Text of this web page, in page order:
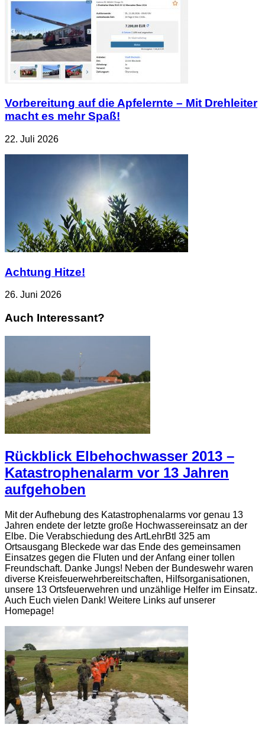
Vorbereitung auf die Apfelernte – Mit Drehleiter
macht es mehr Spaß!
22. Juli 2026
Achtung Hitze!
26. Juni 2026
Auch Interessant?
Rückblick Elbehochwasser 2013 –
Katastrophenalarm vor 13 Jahren
aufgehoben
Mit der Aufhebung des Katastrophenalarms vor genau 13
Jahren endete der letzte große Hochwassereinsatz an der
Elbe. Die Verabschiedung des ArtLehrBtl 325 am
Ortsausgang Bleckede war das Ende des gemeinsamen
Einsatzes gegen die Fluten und der Anfang einer tollen
Freundschaft. Danke Jungs! Neben der Bundeswehr waren
diverse Kreisfeuerwehrbereitschaften, Hilfsorganisationen,
unsere 13 Ortsfeuerwehren und unzählige Helfer im Einsatz.
Auch Euch vielen Dank! Weitere Links auf unserer
Homepage!